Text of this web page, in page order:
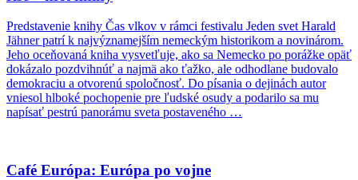
Predstavenie knihy Čas vlkov v rámci festivalu Jeden svet Harald
Jähner patrí k najvýznamejším nemeckým historikom a novinárom.
Jeho oceňovaná kniha vysvetľuje, ako sa Nemecko po porážke opäť
dokázalo pozdvihnúť a najmä ako ťažko, ale odhodlane budovalo
demokraciu a otvorenú spoločnosť. Do písania o dejinách autor
vniesol hlboké pochopenie pre ľudské osudy a podarilo sa mu
napísať pestrú panorámu sveta postaveného …
Café Európa: Európa po vojne